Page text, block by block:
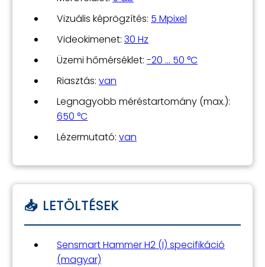
Vizuális képrögzítés: 5 Mpixel
Videokimenet: 30 Hz
Üzemi hőmérséklet: -20 … 50 °C
Riasztás: van
Legnagyobb méréstartomány (max.):
650 °C
Lézermutató: van
Sensmart Hammer H2 (I) specifikáció
(magyar)